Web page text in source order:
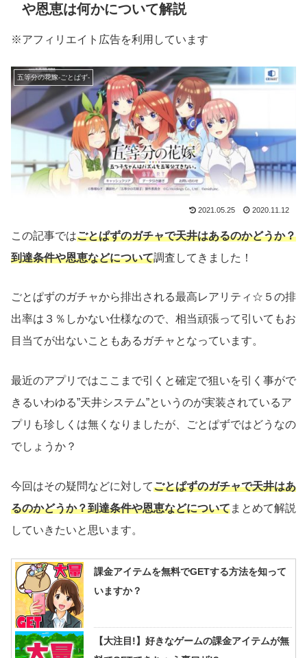
や恩恵は何かについて解説
※アフィリエイト広告を利用しています
五等分の花嫁-ごとぱず-
2021.05.25 2020.11.12
この記事ではごとぱずのガチャで天井はあるのかどうか？
到達条件や恩恵などについて調査してきました！
ごとぱずのガチャから排出される最高レアリティ☆５の排
出率は３％しかない仕様なので、相当頑張って引いてもお
目当てが出ないこともあるガチャとなっています。
最近のアプリではここまで引くと確定で狙いを引く事がで
きるいわゆる”天井システム”というのが実装されているア
プリも珍しくは無くなりましたが、ごとぱずではどうなの
でしょうか？
今回はその疑問などに対してごとぱずのガチャで天井はあ
るのかどうか？到達条件や恩恵などについてまとめて解説
していきたいと思います。
課金アイテムを無料でGETする方法を知って
いますか？
【大注目!】好きなゲームの課金アイテムが無